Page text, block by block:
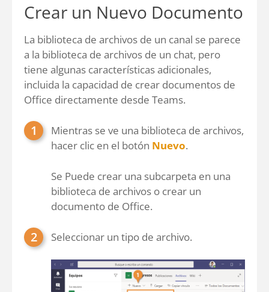
Crear un Nuevo Documento
La biblioteca de archivos de un canal se parece
a la biblioteca de archivos de un chat, pero
tiene algunas características adicionales,
incluida la capacidad de crear documentos de
Office directamente desde Teams.
Mientras se ve una biblioteca de archivos,
hacer clic en el botón Nuevo.
Se Puede crear una subcarpeta en una
biblioteca de archivos o crear un
documento de Office.
Seleccionar un tipo de archivo.